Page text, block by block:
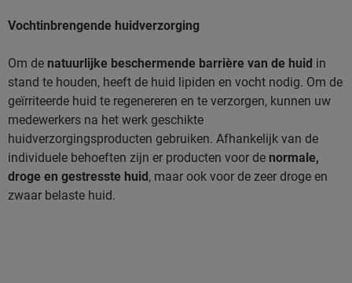
Vochtinbrengende huidverzorging
Om de natuurlijke beschermende barrière van de huid in
stand te houden, heeft de huid lipiden en vocht nodig. Om de
geïrriteerde huid te regenereren en te verzorgen, kunnen uw
medewerkers na het werk geschikte
huidverzorgingsproducten gebruiken. Afhankelijk van de
individuele behoeften zijn er producten voor de normale,
droge en gestresste huid, maar ook voor de zeer droge en
zwaar belaste huid.